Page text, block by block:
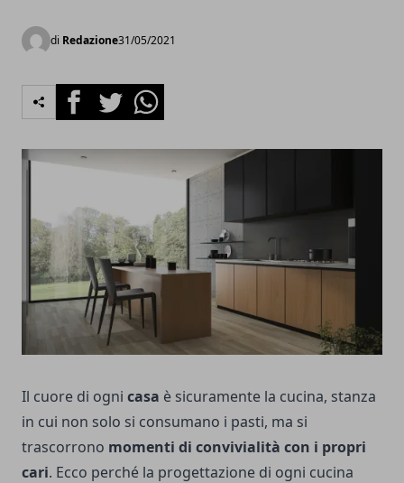
di Redazione31/05/2021
FacebookTwitterWhatsapp
Il cuore di ogni casa è sicuramente la cucina, stanza
in cui non solo si consumano i pasti, ma si
trascorrono momenti di convivialità con i propri
cari. Ecco perché la progettazione di ogni cucina